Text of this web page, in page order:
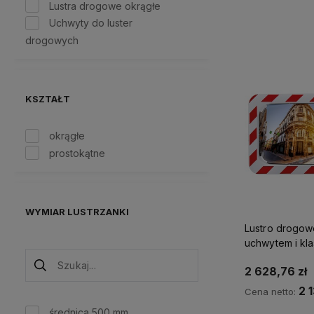
Lustra drogowe okrągłe
Uchwyty do luster
drogowych
KSZTAŁT
okrągłe
prostokątne
WYMIAR LUSTRZANKI
Lustro
uchwytem i
800 x 1000 mm
2 628,76 zł
Cena netto: 2